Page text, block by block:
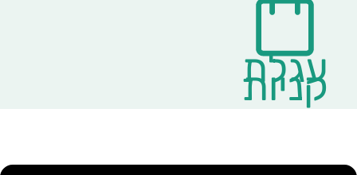
עגלת
קניות